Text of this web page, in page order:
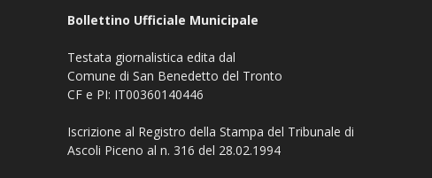
Bollettino Ufficiale Municipale
Testata giornalistica edita dal
Comune di San Benedetto del Tronto
CF e PI: IT00360140446
Iscrizione al Registro della Stampa del Tribunale di
Ascoli Piceno al n. 316 del 28.02.1994